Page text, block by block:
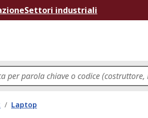
Settori industriali
/ Laptop